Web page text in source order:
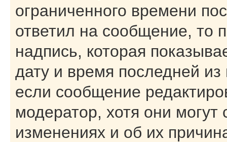
ограниченного времени
ответил на сообщение, то
надпись, которая
дату и время последней
если сообщение
модератор, хотя они
изменениях и об их